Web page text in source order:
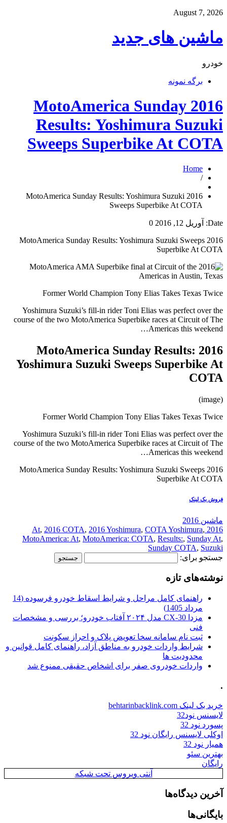
August 7, 2026
ماشین های جدید
خودرو
برگه نمونه
2016 MotoAmerica Sunday
Results: Yoshimura Suzuki
Sweeps Superbike At COTA
Home
/
2016 MotoAmerica Sunday Results: Yoshimura Suzuki
Sweeps Superbike At COTA
Date: آوریل 12, 2016
0
2016 MotoAmerica Sunday Results: Yoshimura Suzuki Sweeps
Superbike At COTA
Former World Champion Tony Elias Takes Texas Twice
Yoshimura Suzuki’s fill-in rider Toni Elias was perfect over the
course of the two MotoAmerica Superbike races at Circuit of The
Americas this weekend…
2016 MotoAmerica Sunday Results:
Yoshimura Suzuki Sweeps Superbike At
COTA
(image)
Former World Champion Tony Elias Takes Texas Twice
Yoshimura Suzuki’s fill-in rider Toni Elias was perfect over the
course of the two MotoAmerica Superbike races at Circuit of The
Americas this weekend…
2016 MotoAmerica Sunday Results: Yoshimura Suzuki Sweeps
Superbike At COTA
فروش بک لینک
ماشین 2016
2016 At
, 2016 COTA, 2016 Yoshimura, COTA Yoshimura,
MotoAmerica: At, MotoAmerica: COTA, Results:, Sunday At,
Sunday COTA, Suzuki
جستجو برای:
نوشته‌های تازه
راهنمای کامل مراحل و شرایط اسقاط خودرو فرسوده (14
مرداد 1405)
مزدا CX-30 مدل ۲۰۲۴ آفتاب خودرو؛ بررسی و مشخصات
فنی
ثبت نام سامانه سخا تعویض پلاک و احراز سکونت
شرایط واردات خودرو به مناطق آزاد، راهنمای کامل قوانین و
محدودیت ها
واردات خودروی صفر برای اشخاص حقیقی ممنوع شد
.
خرید بک لینک behtarinbacklink.com
لایسنس نود32
پسورد نود 32
اوکلی لایسنس رایگان نود 32
همیار نود 32
بهترین سئو
رایگان
آنتی ویروس تحت شبکه
آخرین دیدگاه‌ها
بایگانی‌ها